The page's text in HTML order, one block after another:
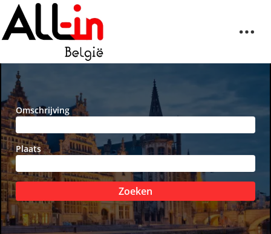
Omschrijving
Plaats
Zoeken